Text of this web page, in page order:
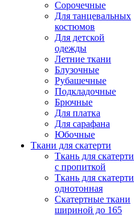
Сорочечные
Для танцевальных
костюмов
Для детской
одежды
Летние ткани
Блузочные
Рубашечные
Подкладочные
Брючные
Для платка
Для сарафана
Юбочные
Ткани для скатерти
Ткань для скатерти
с пропиткой
Ткань для скатерти
однотонная
Скатертные ткани
шириной до 165